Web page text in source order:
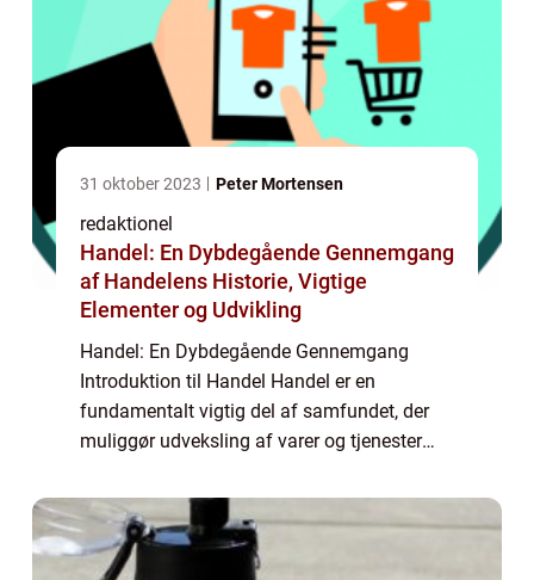
31 oktober 2023 Peter Mortensen
redaktionel
Handel: En Dybdegående Gennemgang
af Handelens Historie, Vigtige
Elementer og Udvikling
Handel: En Dybdegående Gennemgang
Introduktion til Handel Handel er en
fundamentalt vigtig del af samfundet, der
muliggør udveksling af varer og tjenester
en integreret del af enhver økonomi og
spiller en afgø...